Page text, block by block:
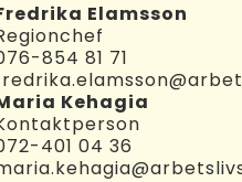
Elamsson
854 81 71
Kehagia
401 04 36